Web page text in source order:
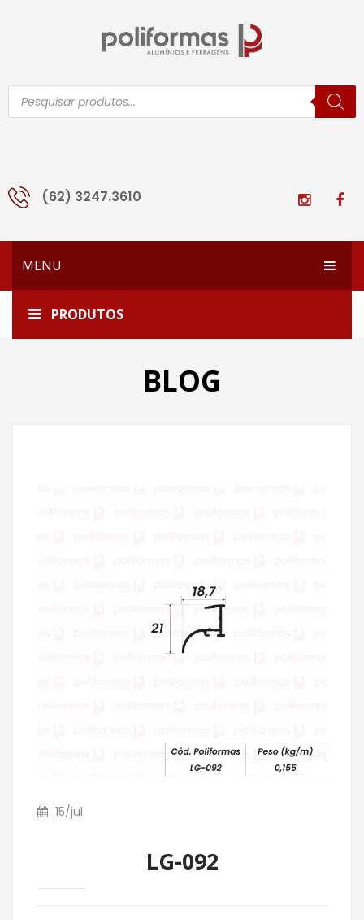
Pesquisar
produtos
(62) 3247.3610
MENU
HOME
EMPRESA
PRODUTOS
Home LG-092
BLOG
15/jul
LG-092